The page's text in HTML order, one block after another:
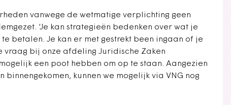
vanwege de wetmatige verplichting geen
‘Je kan strategieën bedenken over wat je
betalen. Je kan er met gestrekt been ingaan of je
vraag bij onze afdeling Juridische Zaken
een poot hebben om op te staan. Aangezien
binnengekomen, kunnen we mogelijk via VNG nog